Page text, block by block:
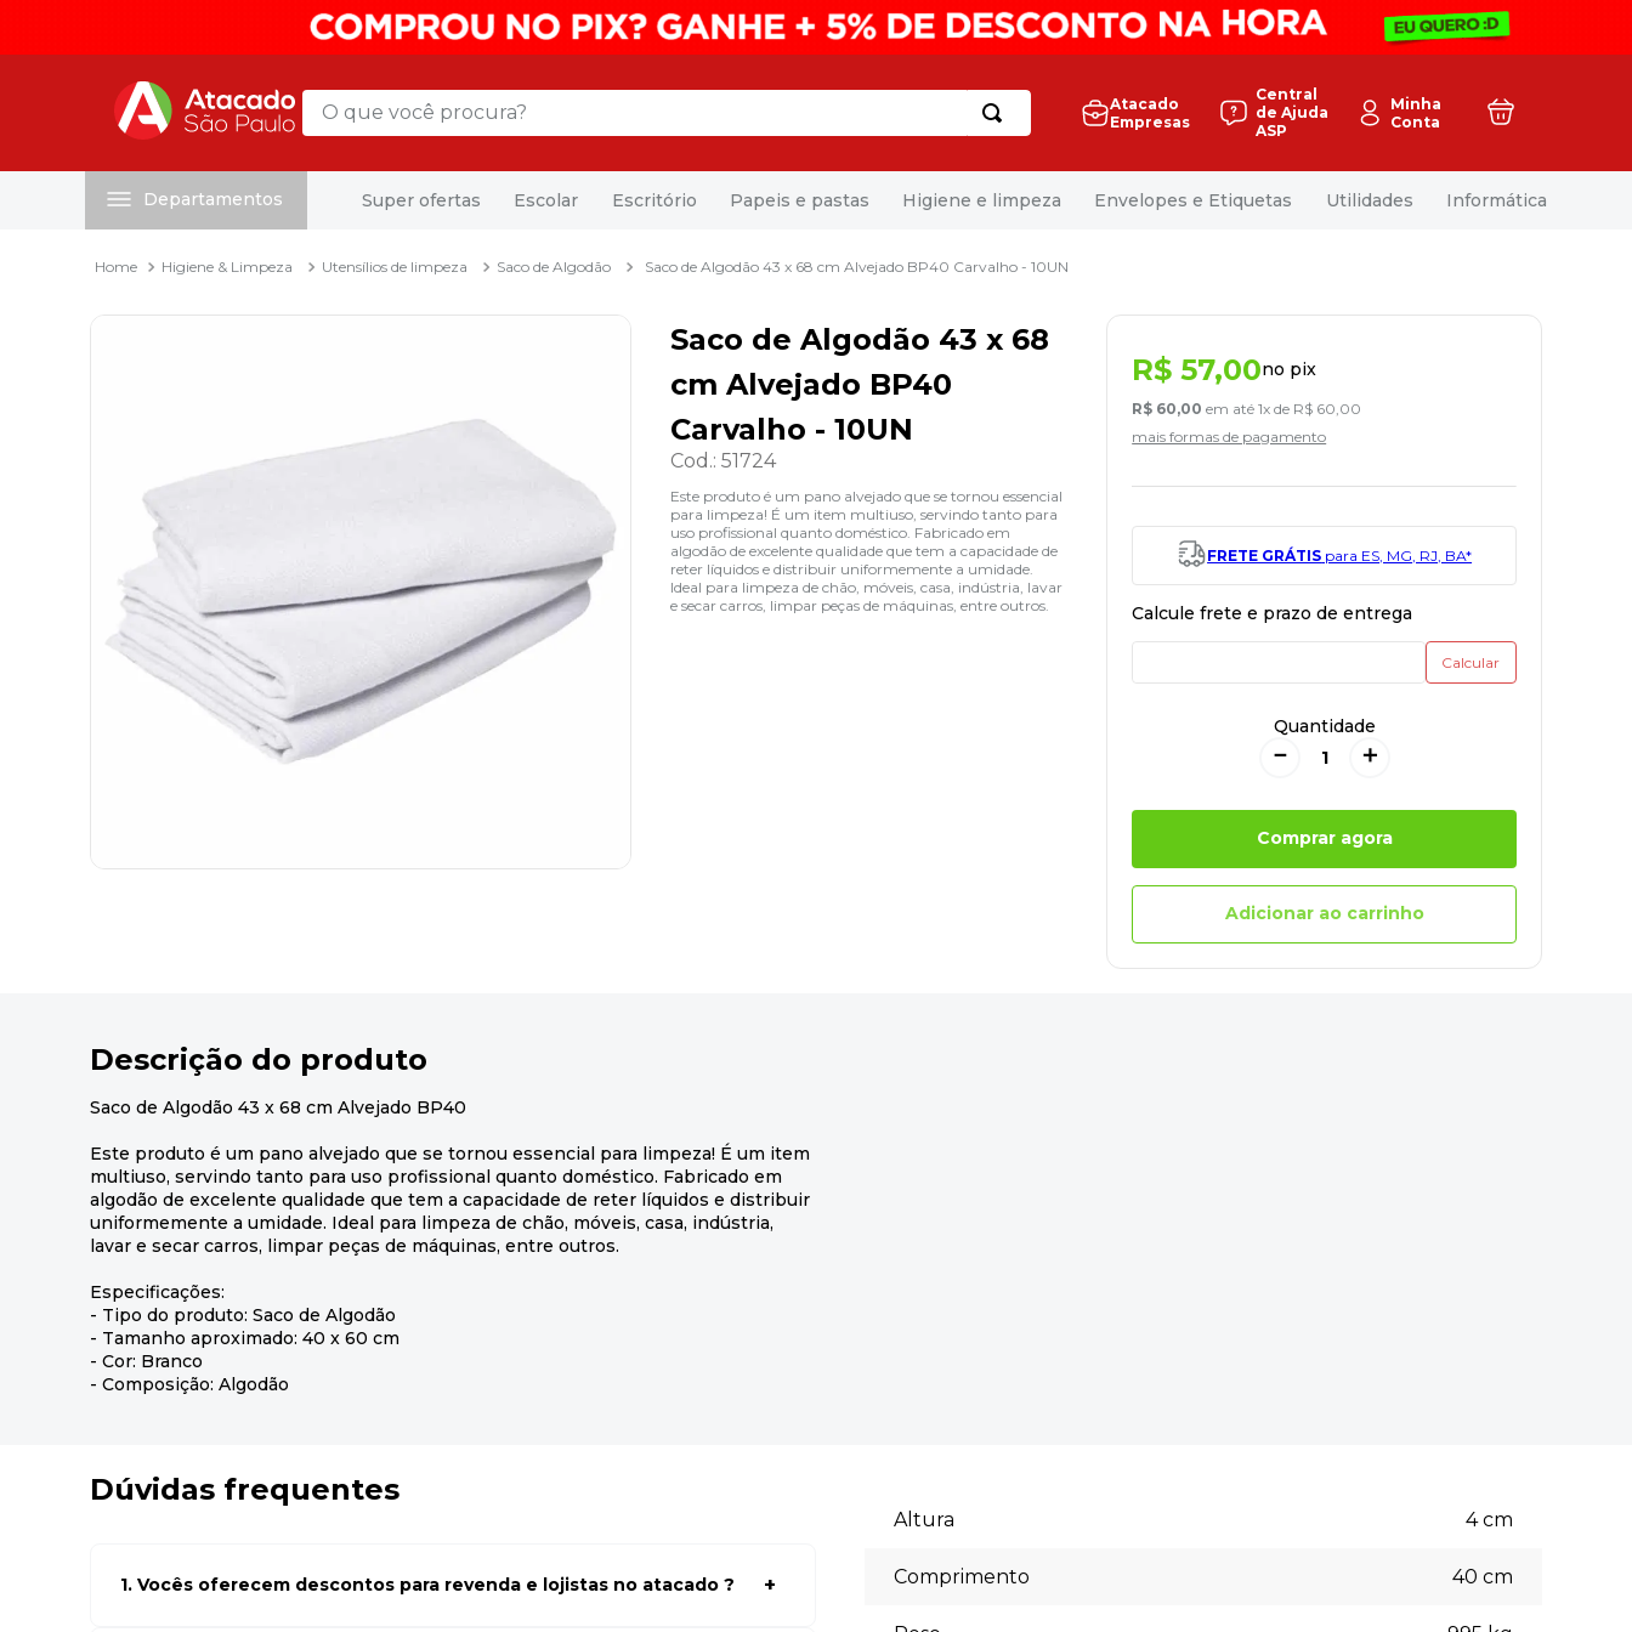
O que você procura?
Atacado
Empresas
Central
de Ajuda
ASP
Minha
Conta
Departamentos Super ofertas Escolar Escritório Papeis e pastas Higiene e limpeza Envelopes e Etiquetas Utilidades Informática
Higiene & Limpeza Utensílios de limpeza Saco de Algodão Saco de Algodão 43 x 68 cm Alvejado BP40 Carvalho - 10UN
Saco de Algodão 43 x 68
cm Alvejado BP40
Carvalho - 10UN
Cod.:51724
Este produto é um pano alvejado que se tornou essencial
para limpeza! É um item multiuso, servindo tanto para
uso profissional quanto doméstico. Fabricado em
algodão de excelente qualidade que tem a capacidade de
reter líquidos e distribuir uniformemente a umidade.
Ideal para limpeza de chão, móveis, casa, indústria, lavar
e secar carros, limpar peças de máquinas, entre outros.
R$ 57,00no pix
R$ 60,00 em até1x de R$ 60 00
mais formas de pagamento
FRETE GRÁTIS para ES, MG, RJ, BA*
Quantidade
＋
－
Comprar agora
Adicionar ao carrinho
Descrição do produto
Saco de Algodão 43 x 68 cm Alvejado BP40
Este produto é um pano alvejado que se tornou essencial para limpeza! É um item
multiuso, servindo tanto para uso profissional quanto doméstico. Fabricado em
algodão de excelente qualidade que tem a capacidade de reter líquidos e distribuir
uniformemente a umidade. Ideal para limpeza de chão, móveis, casa, indústria,
lavar e secar carros, limpar peças de máquinas, entre outros.
Especificações:
- Tipo do produto: Saco de Algodão
- Tamanho aproximado: 40 x 60 cm
- Cor: Branco
- Composição: Algodão
Dúvidas frequentes
1. Vocês oferecem descontos para revenda e lojistas no atacado ?
Altura 4cm
Comprimento 40 cm
papel toalha
caixa organizadora
grampeador
desinfetante
marca texto